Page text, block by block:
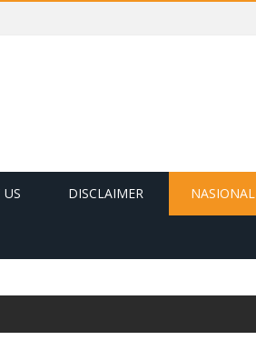
DISCLAIMER NASIONAL